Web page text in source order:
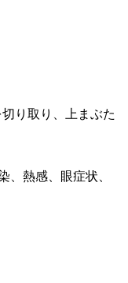
り取り、上まぶた
、熱感、眼症状、